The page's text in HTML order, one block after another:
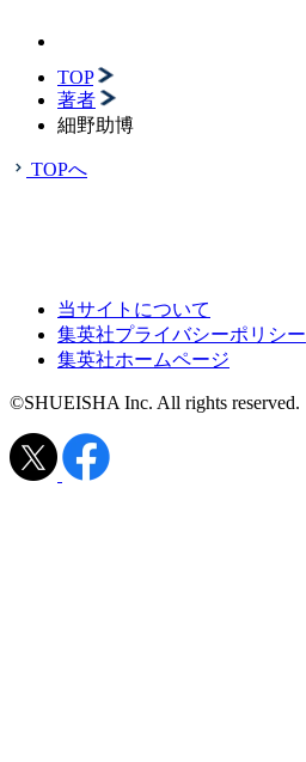
TOP
著者
細野助博
TOPへ
当サイトについて
集英社プライバシーポリシー
集英社ホームページ
©SHUEISHA Inc. All rights reserved.